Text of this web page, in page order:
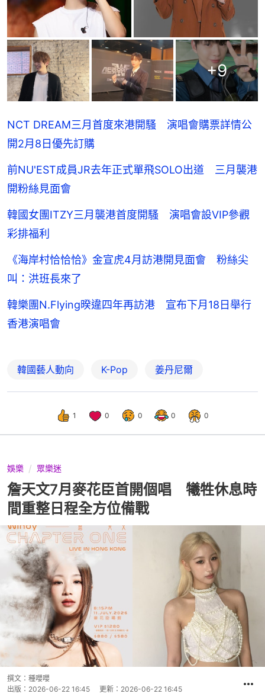
+9
NCT DREAM三月首度來港開騷 演唱會購票詳情公
開2月8日優先訂購
前NU'EST成員JR去年正式單飛SOLO出道 三月襲港
開粉絲見面會
韓國女團ITZY三月襲港首度開騷 演唱會設VIP參觀
彩排福利
《海岸村恰恰恰》金宣虎4月訪港開見面會 粉絲尖
叫：洪班長來了
韓樂團N.Flying暌違四年再訪港 宣布下月18日舉行
香港演唱會
韓國藝人動向 K-Pop 姜丹尼爾
1 0 0 0 0
娛樂 眾樂迷
詹天文7月麥花臣首開個唱 犧牲休息時
間重整日程全方位備戰
撰文： 種嚶嚶
出版： 2026-06-22 16:45 更新： 2026-06-22 16:45